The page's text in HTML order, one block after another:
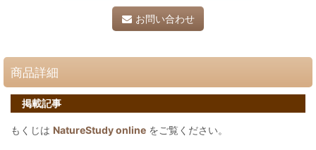
お問い合わせ
商品詳細
掲載記事
もくじは NatureStudy online をご覧ください。